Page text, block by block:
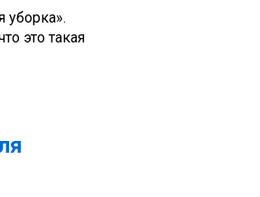
уборка».
это такая